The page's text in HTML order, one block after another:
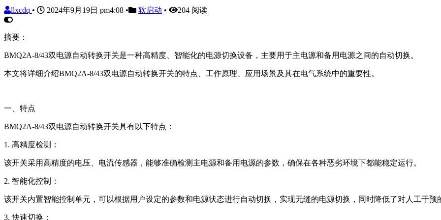
llxcdq • 2024年9月19日 pm4:08 • 软启动 • 204 阅读
摘要：
BMQ2A-8/43双电源自动转换开关是一种高精度、智能化的电源切换设备，主要用于主电源和备用电源之间的自动切换。
本文将详细介绍BMQ2A-8/43双电源自动转换开关的特点、工作原理、应用场景及其在电气系统中的重要性。
一、特点
BMQ2A-8/43双电源自动转换开关具有以下特点：
1. 高精度检测：
该开关采用高精度的电压、电流传感器，能够准确检测主电源和备用电源的参数，确保在各种恶劣环境下都能稳定运行。
2. 智能化控制：
该开关内置智能控制单元，可以根据用户设定的参数和电源状态进行自动切换，实现无缝的电源切换，同时降低了对人工干预
3. 快速切换：